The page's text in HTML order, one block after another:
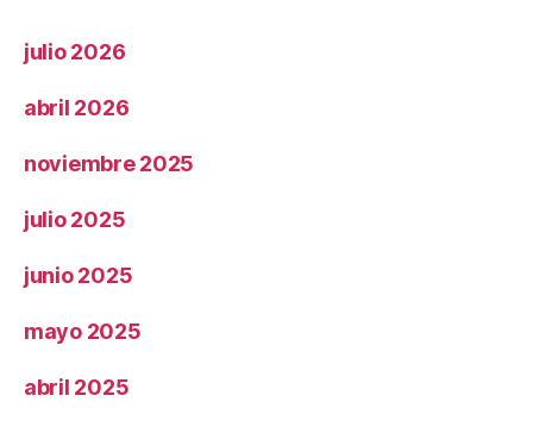
julio 2026
abril 2026
noviembre 2025
julio 2025
junio 2025
mayo 2025
abril 2025